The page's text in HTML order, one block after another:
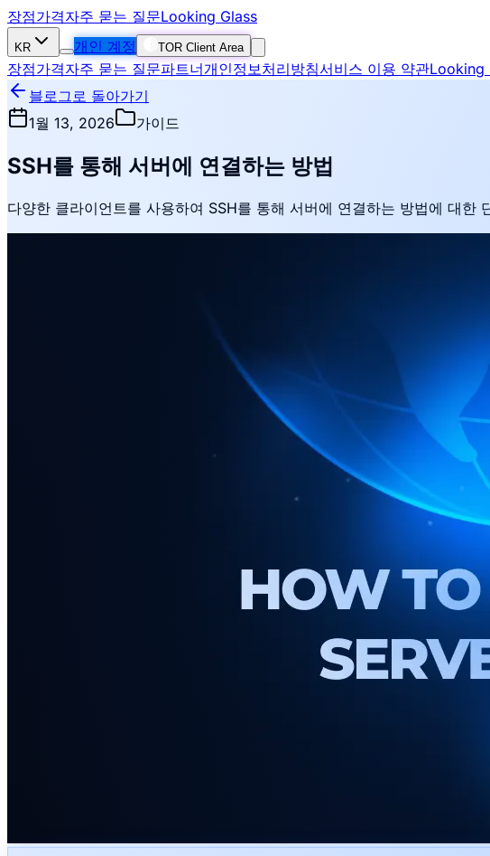
장점가격자주 묻는 질문Looking Glass
KR 개인 계정 TOR Client Area
장점가격자주 묻는 질문파트너개인정보처리방침서비스 이용 약관Looking
블로그로 돌아가기
1월 13, 2026
가이드
SSH를 통해 서버에 연결하는 방법
다양한 클라이언트를 사용하여 SSH를 통해 서버에 연결하는 방법에 대한